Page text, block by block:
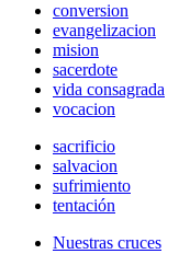
conversion
evangelizacion
mision
sacerdote
vida consagrada
vocacion
sacrificio
salvacion
sufrimiento
tentación
Nuestras cruces